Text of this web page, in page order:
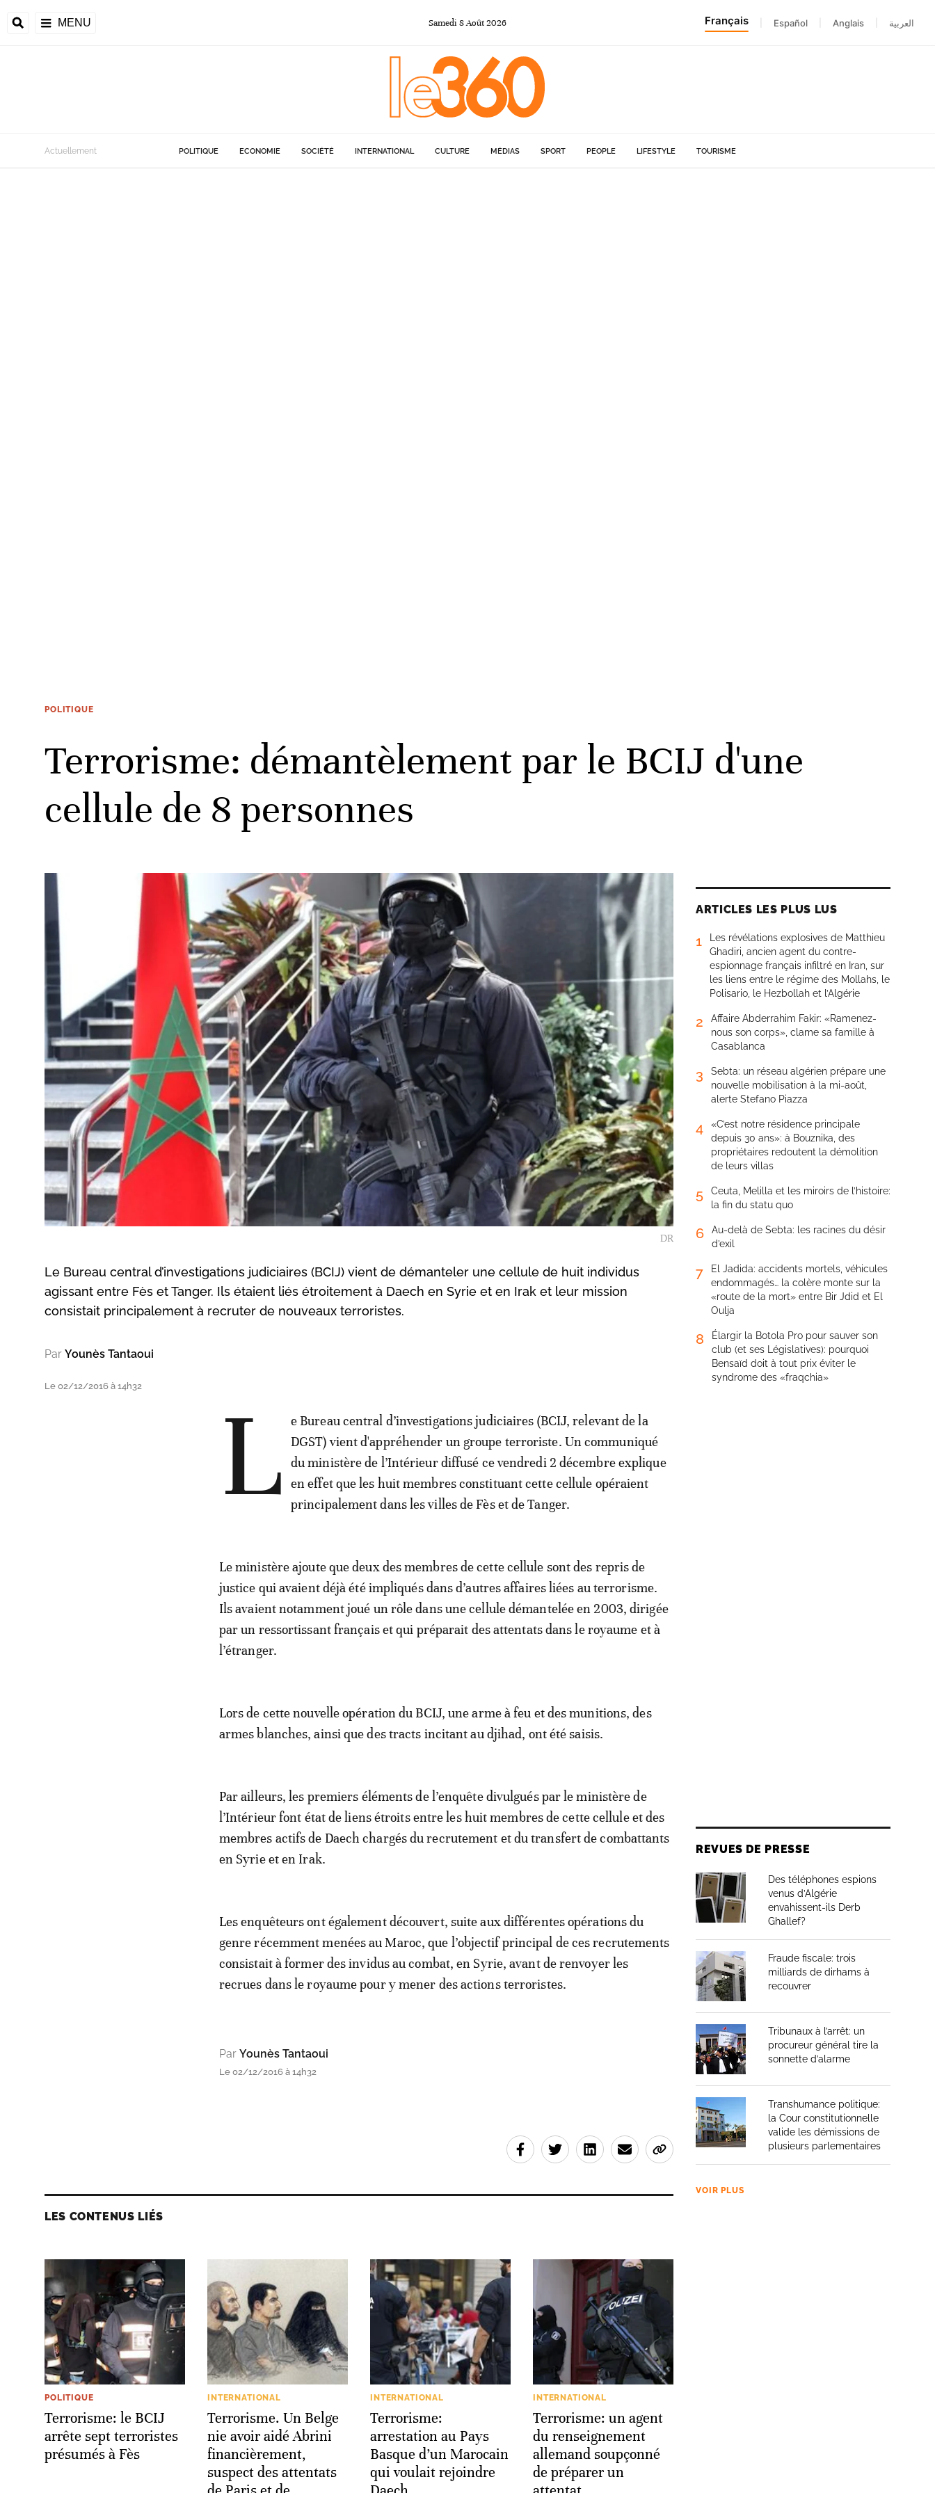
MENU Samedi 8Août2026 Français Español Anglais العربية
Actuellement POLITIQUE ECONOMIE SOCIÉTÉ INTERNATIONAL CULTURE MÉDIAS SPORT PEOPLE LIFESTYLE TOURISME
POLITIQUE
Terrorisme: démantèlement par le BCIJ d'une
cellule de 8 personnes
DR
Le Bureau central d’investigations judiciaires (BCIJ) vient de démanteler une cellule de huit individus
agissant entre Fès et Tanger. Ils étaient liés étroitement à Daech en Syrie et en Irak et leur mission
consistait principalement à recruter de nouveaux terroristes.
Par Younès Tantaoui
Le 02/12/2016 à 14h32 L
e Bureau central d’investigations judiciaires (BCIJ, relevant de la
DGST) vient d'appréhender un groupe terroriste. Un communiqué
du ministère de l’Intérieur diffusé ce vendredi 2 décembre explique
en effet que les huit membres constituant cette cellule opéraient
principalement dans les villes de Fès et de Tanger.
Le ministère ajoute que deux des membres de cette cellule sont des repris de
justice qui avaient déjà été impliqués dans d’autres affaires liées au terrorisme.
Ils avaient notamment joué un rôle dans une cellule démantelée en 2003, dirigée
par un ressortissant français et qui préparait des attentats dans le royaume et à
l’étranger.
Lors de cette nouvelle opération du BCIJ, une arme à feu et des munitions, des
armes blanches, ainsi que des tracts incitant au djihad, ont été saisis.
Par ailleurs, les premiers éléments de l’enquête divulgués par le ministère de
l’Intérieur font état de liens étroits entre les huit membres de cette cellule et des
membres actifs de Daech chargés du recrutement et du transfert de combattants
en Syrie et en Irak.
Les enquêteurs ont également découvert, suite aux différentes opérations du
genre récemment menées au Maroc, que l’objectif principal de ces recrutements
consistait à former des invidus au combat, en Syrie, avant de renvoyer les
recrues dans le royaume pour y mener des actions terroristes.
Par Younès Tantaoui
Le 02/12/2016 à 14h32
LES CONTENUS LIÉS
POLITIQUE
Terrorisme: le BCIJ
arrête sept terroristes
présumés à Fès
INTERNATIONAL
Terrorisme. Un Belge
nie avoir aidé Abrini
financièrement,
suspect des attentats
INTERNATIONAL
Terrorisme:
arrestation au Pays
Basque d’un Marocain
qui voulait rejoindre
INTERNATIONAL
Terrorisme: un agent
du renseignement
allemand soupçonné
de préparer un
ARTICLES LES PLUS LUS
1
Les révélations explosives de Matthieu
Ghadiri, ancien agent du contre-
espionnage français infiltré en Iran, sur
les liens entre le régime des Mollahs, le
Polisario, le Hezbollah et l’Algérie
2
Affaire Abderrahim Fakir: «Ramenez-
nous son corps», clame sa famille à
Casablanca
3
Sebta: un réseau algérien prépare une
nouvelle mobilisation à la mi-août,
alerte Stefano Piazza
4
«C’est notre résidence principale
depuis 30 ans»: à Bouznika, des
propriétaires redoutent la démolition
de leurs villas
5
Ceuta, Melilla et les miroirs de l’histoire:
la fin du statu quo
6
Au-delà de Sebta: les racines du désir
d’exil
7
El Jadida: accidents mortels, véhicules
endommagés… la colère monte sur la
«route de la mort» entre Bir Jdid et El
Oulja
8
Élargir la Botola Pro pour sauver son
club (et ses Législatives): pourquoi
Bensaïd doit à tout prix éviter le
syndrome des «fraqchia»
REVUES DE PRESSE
Des téléphones espions
venus d’Algérie
envahissent-ils Derb
Ghallef?
Fraude fiscale: trois
milliards de dirhams à
recouvrer
Tribunaux à l’arrêt: un
procureur général tire la
sonnette d’alarme
Transhumance politique:
la Cour constitutionnelle
valide les démissions de
plusieurs parlementaires
VOIR PLUS